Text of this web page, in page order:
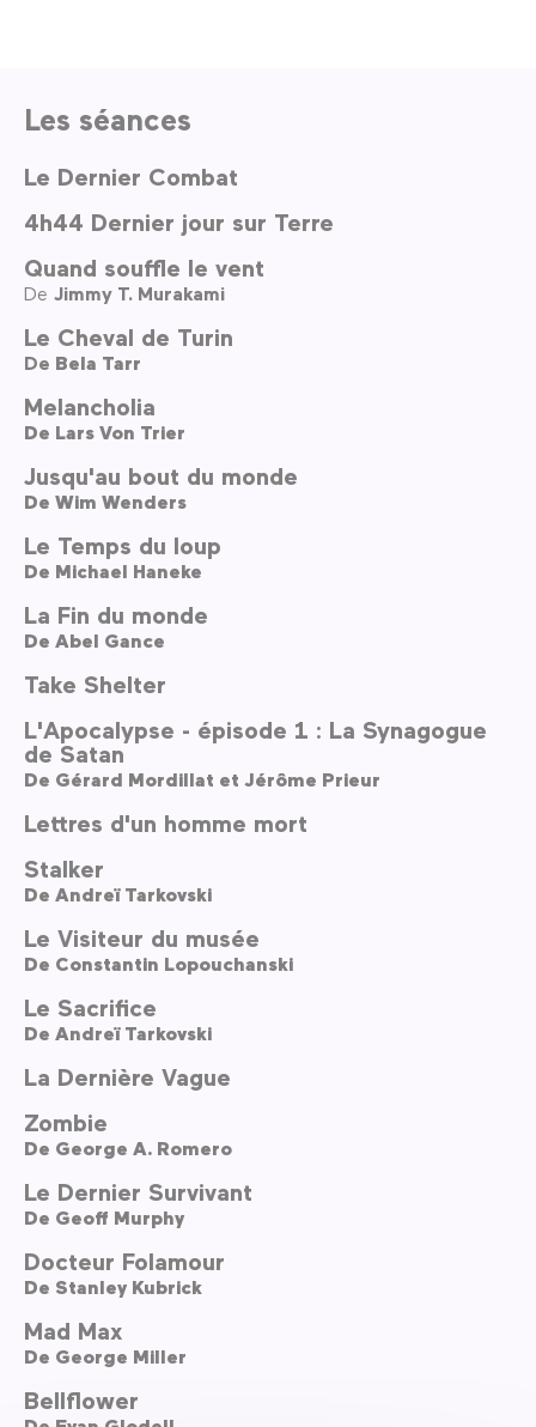
Les séances
Le Dernier Combat
4h44 Dernier jour sur Terre
Quand souffle le vent
De Jimmy T. Murakami
Le Cheval de Turin
De Bela Tarr
Melancholia
De Lars Von Trier
Jusqu'au bout du monde
De Wim Wenders
Le Temps du loup
De Michael Haneke
La Fin du monde
De Abel Gance
Take Shelter
L'Apocalypse - épisode 1 : La Synagogue
de Satan
De Gérard Mordillat et Jérôme Prieur
Lettres d'un homme mort
Stalker
De Andreï Tarkovski
Le Visiteur du musée
De Constantin Lopouchanski
Le Sacrifice
De Andreï Tarkovski
La Dernière Vague
Zombie
De George A. Romero
Le Dernier Survivant
De Geoff Murphy
Docteur Folamour
De Stanley Kubrick
Mad Max
De George Miller
Bellflower